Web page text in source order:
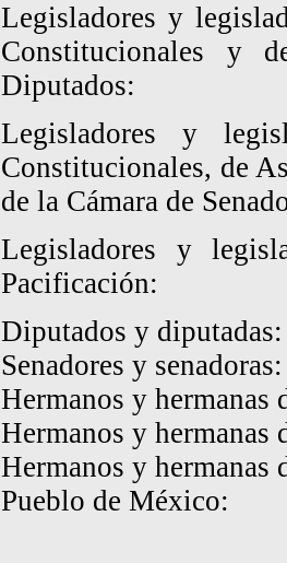
Legisladores y
Constitucionales y
Diputados:
Legisladores y
Constitucionales, de
de la Cámara de
Legisladores y
Pacificación:
Diputados y diputadas:
Senadores y senadoras:
Hermanos y
Hermanos y
Hermanos y hermanas
Pueblo de México: